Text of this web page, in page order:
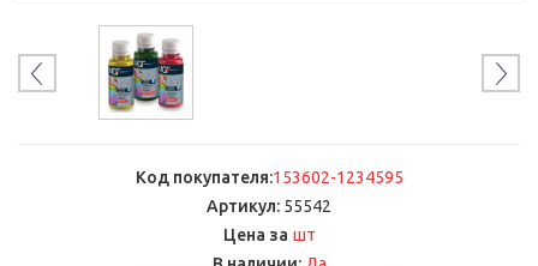
Код покупателя:153602-1234595
Артикул: 55542
Цена за шт